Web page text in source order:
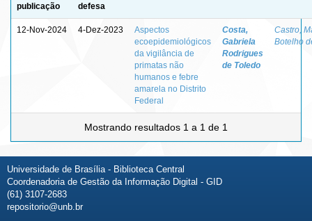
publicação
defesa
12-Nov-2024 4-Dez-2023
Aspectos
ecoepidemiológicos
da vigilância de
primatas não
humanos e febre
amarela no Distrito
Federal
Costa,
Gabriela
Rodrigues
de Toledo
Castro,
Botelho
Mostrando resultados 1 a 1 de 1
Universidade de Brasília - Biblioteca Central
Coordenadoria de Gestão da Informação Digital - GID
(61) 3107-2683
repositorio@unb.br